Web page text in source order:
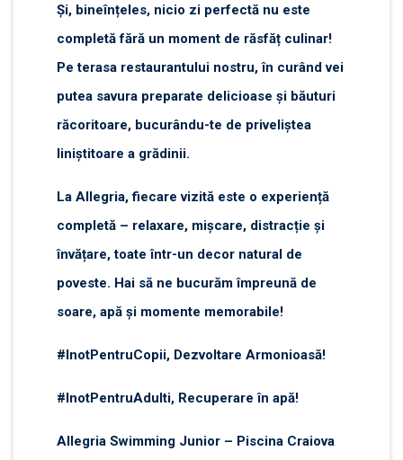
Și, bineînțeles, nicio zi perfectă nu este
completă fără un moment de răsfăț culinar!
Pe terasa restaurantului nostru, în curând vei
putea savura preparate delicioase și băuturi
răcoritoare, bucurându-te de priveliștea
liniștitoare a grădinii.
La Allegria, fiecare vizită este o experiență
completă – relaxare, mișcare, distracție și
învățare, toate într-un decor natural de
poveste. Hai să ne bucurăm împreună de
soare, apă și momente memorabile!
#InotPentruCopii, Dezvoltare Armonioasă!
#InotPentruAdulti, Recuperare în apă!
Allegria Swimming Junior – Piscina Craiova